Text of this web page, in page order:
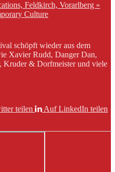
Feldkirch, Vorarlberg »
Culture
schöpft wieder aus dem
Xavier Rudd, Danger Dan,
Kruder & Dorfmeister und viele
teilen
Auf LinkedIn teilen